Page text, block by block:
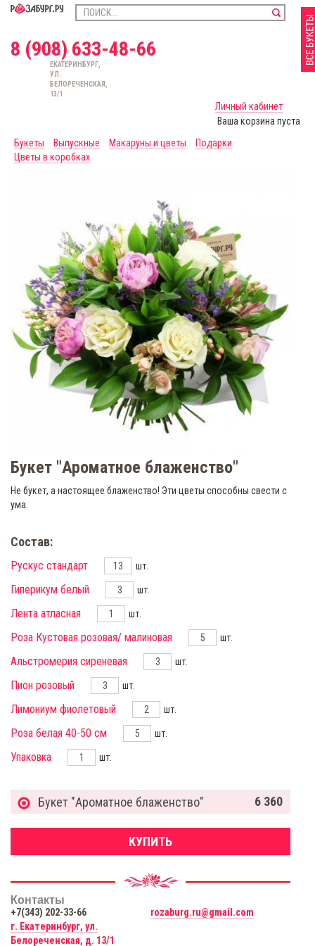
8 (908) 633-48-66
ЕКАТЕРИНБУРГ,
УЛ.
БЕЛОРЕЧЕНСКАЯ,
13/1
Личный кабинет
Ваша корзина пуста
Букеты
Выпускные Макаруны и цветы
Подарки
Цветы в коробках
Букет "Ароматное блаженство"
Не букет, а настоящее блаженство! Эти цветы способны свести с
ума.
Состав:
Рускус стандарт шт.
Гиперикум белый шт.
Лента атласная шт.
Роза Кустовая розовая/ малиновая шт.
Альстромерия сиреневая шт.
Пион розовый шт.
Лимониум фиолетовый шт.
Роза белая 40-50 см шт.
Упаковка шт.
Букет "Ароматное блаженство" 6 360
КУПИТЬ
Контакты
+7(343) 202-33-66
rozaburg.ru@gmail.com
г. Екатеринбург, ул.
Белореченская, д. 13/1